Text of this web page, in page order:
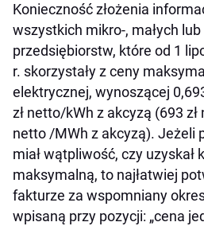
Konieczność złożenia
wszystkich mikro-, małych
przedsiębiorstw, które od 1
r. skorzystały z ceny
elektrycznej, wynoszącej
zł netto/kWh z akcyzą (693
netto /MWh z akcyzą). Jeżeli
miał wątpliwość, czy uzyskał
maksymalną, to najłatwiej
fakturze za wspomniany
wpisaną przy pozycji: „cena